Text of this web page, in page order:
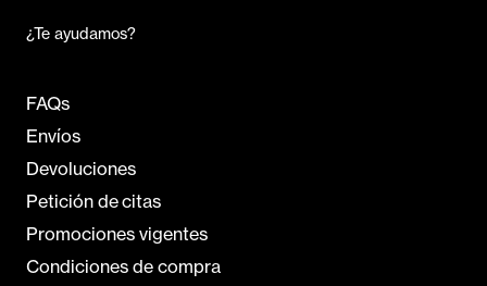
¿Te ayudamos?
FAQs
Envíos
Devoluciones
Petición de citas
Promociones vigentes
Condiciones de compra